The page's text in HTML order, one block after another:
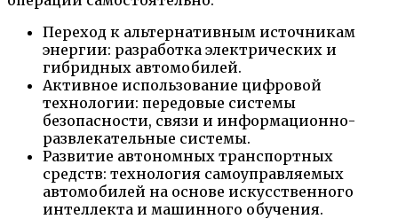
Переход к альтернативным источникам
энергии: разработка электрических и
гибридных автомобилей.
Активное использование цифровой
технологии: передовые системы
безопасности, связи и информационно-
развлекательные системы.
Развитие автономных транспортных
средств: технология самоуправляемых
автомобилей на основе искусственного
интеллекта и машинного обучения.